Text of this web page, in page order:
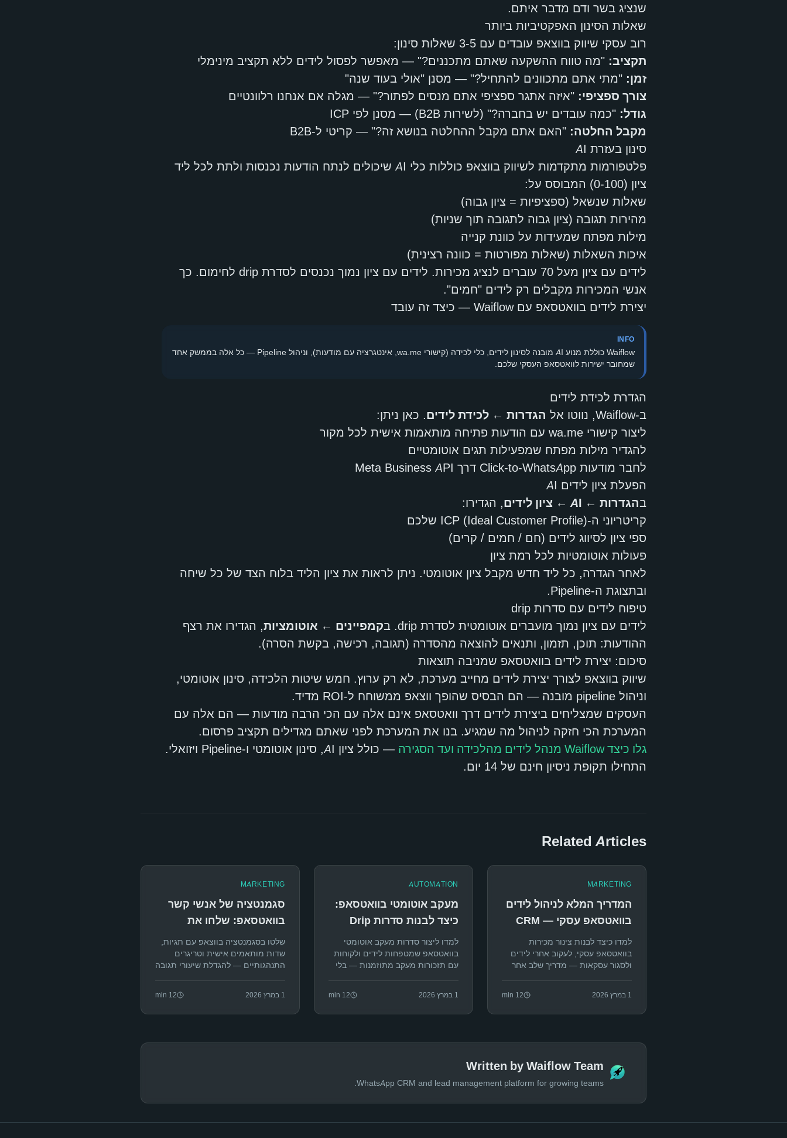
שנציג בשר ודם מדבר איתם.
שאלות הסינון האפקטיביות ביותר
רוב עסקי שיווק בווצאפ עובדים עם 3-5 שאלות סינון:
תקציב: "מה טווח ההשקעה שאתם מתכננים?" — מאפשר לפסול לידים ללא תקציב מינימלי
זמן: "מתי אתם מתכוונים להתחיל?" — מסנן "אולי בעוד שנה"
צורך ספציפי: "איזה אתגר ספציפי אתם מנסים לפתור?" — מגלה אם אנחנו רלוונטיים
גודל: "כמה עובדים יש בחברה?" (לשירות B2B) — מסנן לפי ICP
מקבל החלטה: "האם אתם מקבל ההחלטה בנושא זה?" — קריטי ל-B2B
סינון בעזרת AI
פלטפורמות מתקדמות לשיווק בווצאפ כוללות כלי AI שיכולים לנתח הודעות נכנסות ולתת לכל ליד
ציון (0-100) המבוסס על:
שאלות שנשאל (ספציפיות = ציון גבוה)
מהירות תגובה (ציון גבוה לתגובה תוך שניות)
מילות מפתח שמעידות על כוונת קנייה
איכות השאלות (שאלות מפורטות = כוונה רצינית)
לידים עם ציון מעל 70 עוברים לנציג מכירות. לידים עם ציון נמוך נכנסים לסדרת drip לחימום. כך
אנשי המכירות מקבלים רק לידים "חמים".
יצירת לידים בוואטסאפ עם Waiflow — כיצד זה עובד
INFO
Waiflow כוללת מנוע AI מובנה לסינון לידים, כלי לכידה (קישורי wa.me, אינטגרציה עם מודעות), וניהול Pipeline — כל אלה בממשק אחד
שמחובר ישירות לוואטסאפ העסקי שלכם.
הגדרת לכידת לידים
ב-Waiflow, נווטו אל
הגדרות ← לכידת לידים. כאן ניתן:
ליצור קישורי wa.me עם הודעות פתיחה מותאמות אישית לכל מקור
להגדיר מילות מפתח שמפעילות תגים אוטומטיים
לחבר מודעות Click-to-WhatsApp דרך Meta Business API
הפעלת ציון לידים AI
בהגדרות ← AI ← ציון לידים
, הגדירו:
קריטריוני ה-ICP (Ideal Customer Profile) שלכם
ספי ציון לסיווג לידים (חם / חמים / קרים)
פעולות אוטומטיות לכל רמת ציון
לאחר הגדרה, כל ליד חדש מקבל ציון אוטומטי. ניתן לראות את ציון הליד בלוח הצד של כל שיחה
ובתצוגת ה-Pipeline.
טיפוח לידים עם סדרות drip
לידים עם ציון נמוך מועברים אוטומטית לסדרת drip. ב
קמפיינים ← אוטומציות, הגדירו את רצף
ההודעות: תוכן, תזמון, ותנאים להוצאה מהסדרה (תגובה, רכישה, בקשת הסרה).
סיכום: יצירת לידים בוואטסאפ שמניבה תוצאות
שיווק בווצאפ לצורך יצירת לידים מחייב מערכת, לא רק ערוץ. חמש שיטות הלכידה, סינון אוטומטי,
וניהול pipeline מובנה — הם הבסיס שהופך ווצאפ ממשוחח ל-ROI מדיד.
העסקים שמצליחים ביצירת לידים דרך וואטסאפ אינם אלה עם הכי הרבה מודעות — הם אלה עם
המערכת הכי חזקה לניהול מה שמגיע. בנו את המערכת לפני שאתם מגדילים תקציב פרסום.
גלו כיצד Waiflow מנהל לידים מהלכידה ועד הסגירה
— כולל ציון AI, סינון אוטומטי ו-Pipeline ויזואלי.
התחילו תקופת ניסיון חינם של 14 יום.
Related Articles
MARKETING
המדריך המלא לניהול לידים
בוואטסאפ עסקי — CRM
ללא HubSpot
למדו כיצד לבנות צינור מכירות
בוואטסאפ עסקי, לעקוב אחרי לידים
ולסגור עסקאות — מדריך שלב אחר
1 במרץ 2026 12
AUTOMATION
מעקב אוטומטי בוואטסאפ:
כיצד לבנות סדרות Drip
שממירות לידים
למדו ליצור סדרות מעקב אוטומטי
בוואטסאפ שמטפחות לידים ולקוחות
עם תזכורות מעקב מתוזמנות — בלי
1 במרץ 2026 12
MARKETING
סגמנטציה של אנשי קשר
בוואטסאפ: שלחו את
ההודעה הנכונה לאדם הנכון
שלטו בסגמנטציה בווצאפ עם תגיות,
שדות מותאמים אישית וטריגרים
התנהגותיים — להגדלת שיעורי תגובה
1 במרץ 2026 12
Written by Waiflow Team
WhatsApp CRM and lead management platform for growing teams.